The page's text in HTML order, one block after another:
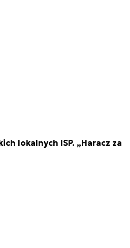
lokalnych ISP. „Haracz za